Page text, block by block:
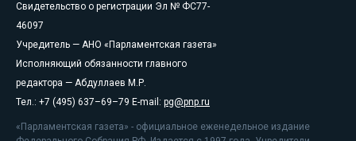
Свидетельство о регистрации Эл № ФС77-
46097
Учредитель — АНО «Парламентская газета»
Исполняющий обязанности главного
редактора — Абдуллаев М.Р.
Тел.: +7 (495) 637–69–79 E-mail: pg@pnp.ru
«Парламентская газета» - официальное еженедельное издание